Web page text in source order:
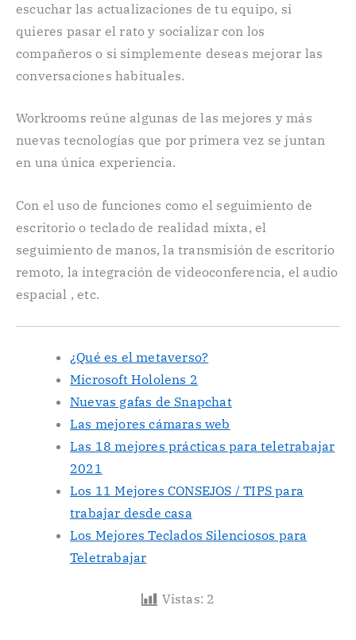
escuchar las actualizaciones de tu equipo, si
quieres pasar el rato y socializar con los
compañeros o si simplemente deseas mejorar las
conversaciones habituales.
Workrooms reúne algunas de las mejores y más
nuevas tecnologías que por primera vez se juntan
en una única experiencia.
Con el uso de funciones como el seguimiento de
escritorio o teclado de realidad mixta, el
seguimiento de manos, la transmisión de escritorio
remoto, la integración de videoconferencia, el audio
espacial , etc.
¿Qué es el metaverso?
Microsoft Hololens 2
Nuevas gafas de Snapchat
Las mejores cámaras web
Las 18 mejores prácticas para teletrabajar
2021
Los 11 Mejores CONSEJOS / TIPS para
trabajar desde casa
Los Mejores Teclados Silenciosos para
Teletrabajar
Vistas: 2